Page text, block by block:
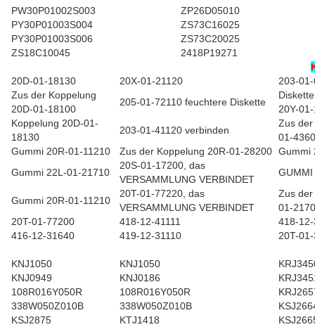
PW30P01002S003
ZP26D05010
PY30P01003S004
ZS73C16025
PY30P01003S006
ZS73C20025
ZS18C10045
2418P19271
20D-01-18130
20X-01-21120
203-
Zus der Koppelung
20D-01-18100
205-01-72110 feuchtere Diskette
20Y-
Koppelung 20D-01-
18130
203-01-41120 verbinden
Zus der
01-
Gummi 20R-01-11210
Zus der Koppelung 20R-01-28200 Gummi
Gummi 22L-01-21710
20S-01-17200, das
VERSAMMLUNG VERBINDET
GUMMI
Gummi 20R-01-11210
20T-01-77220, das
VERSAMMLUNG VERBINDET
Zus
01-
20T-01-77200
418-12-41111
418-12-
416-12-31640
419-12-31110 20T-
KNJ1050 KNJ1050
KNJ0949
KNJ0186
108R016Y050R
108R016Y050R
338W050Z010B
338W050Z010B
KSJ2875
KTJ1418